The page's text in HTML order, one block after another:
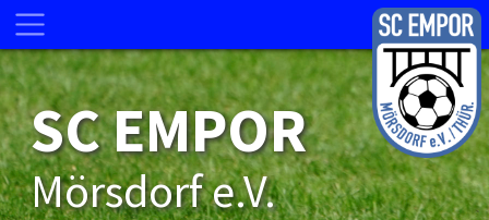
SC EMPOR
Mörsdorf e.V.